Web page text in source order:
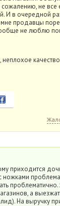
не все
И в очередной
мне продавцы
не люблю
неплохое качество
приходится
ножками
а
На выручку